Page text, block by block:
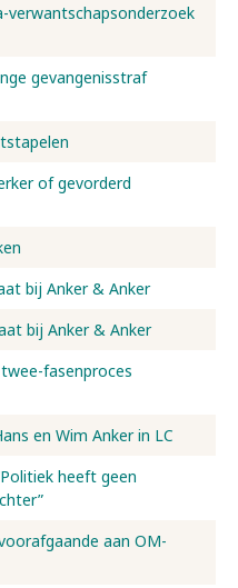
verwantschapsonderzoek
gevangenisstraf
of gevorderd
bij Anker & Anker
bij Anker & Anker
fasenproces
en Wim Anker in LC
heeft geen
aan OM-